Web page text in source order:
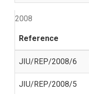
2008
Reference
JIU/REP/2008/6
JIU/REP/2008/5